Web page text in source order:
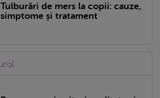
Tulburări de mers la copii: cauze,
simptome și tratament